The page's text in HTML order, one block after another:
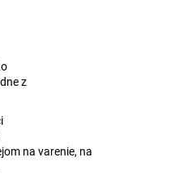
z
na varenie, na